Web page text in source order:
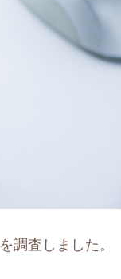
調査しました。